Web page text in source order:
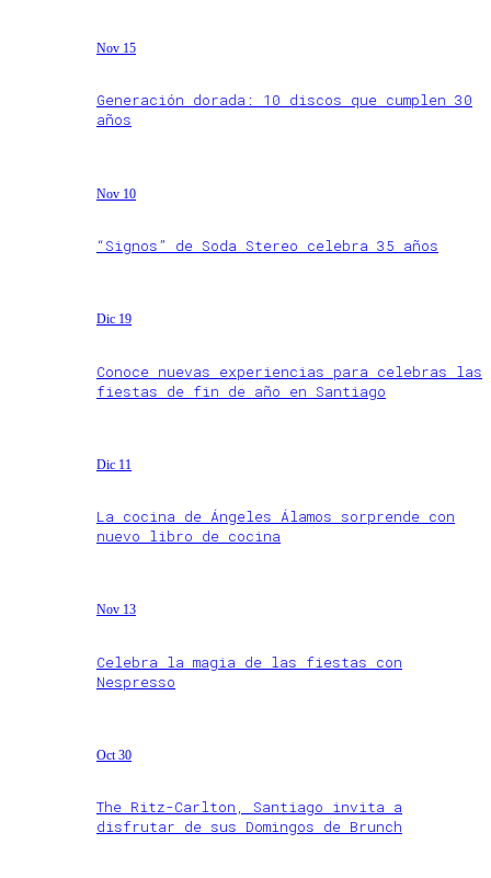
Nov 15
Generación dorada: 10 discos que cumplen 30
años
Nov 10
“Signos” de Soda Stereo celebra 35 años
Dic 19
Conoce nuevas experiencias para celebras las
fiestas de fin de año en Santiago
Dic 11
La cocina de Ángeles Álamos sorprende con
nuevo libro de cocina
Nov 13
Celebra la magia de las fiestas con
Nespresso
Oct 30
The Ritz-Carlton, Santiago invita a
disfrutar de sus Domingos de Brunch